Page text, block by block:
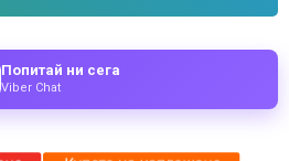
Попитай ни сега
Viber Chat